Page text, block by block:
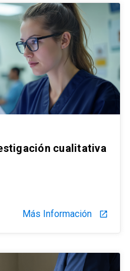
cualitativa
Más Información launch